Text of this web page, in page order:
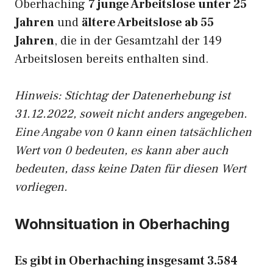
Oberhaching 7 junge Arbeitslose unter 25
Jahrenund ältere Arbeitslose ab 55
Jahren, die in der Gesamtzahl der 149
Arbeitslosen bereits enthalten sind.
Hinweis: Stichtag der Datenerhebung ist
31.12.2022, soweit nicht anders angegeben.
Eine Angabe von 0 kann einen tatsächlichen
Wert von 0 bedeuten, es kann aber auch
bedeuten, dass keine Daten für diesen Wert
vorliegen.
Wohnsituation in Oberhaching
Es gibt in Oberhaching insgesamt 3.584